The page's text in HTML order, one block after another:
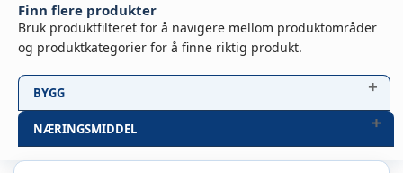
Finn flere produkter
Bruk produktfilteret for å navigere mellom produktområder
og produktkategorier for å finne riktig produkt.
BYGG
NÆRINGSMIDDEL